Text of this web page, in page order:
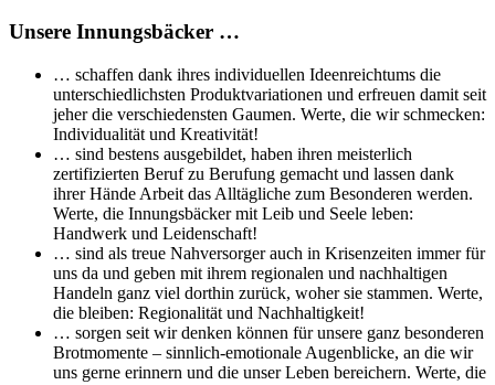
Unsere Innungsbäcker …
… schaffen dank ihres individuellen Ideenreichtums die
unterschiedlichsten Produktvariationen und erfreuen damit seit
jeher die verschiedensten Gaumen. Werte, die wir schmecken:
Individualität und Kreativität!
… sind bestens ausgebildet, haben ihren meisterlich
zertifizierten Beruf zu Berufung gemacht und lassen dank
ihrer Hände Arbeit das Alltägliche zum Besonderen werden.
Werte, die Innungsbäcker mit Leib und Seele leben:
Handwerk und Leidenschaft!
… sind als treue Nahversorger auch in Krisenzeiten immer für
uns da und geben mit ihrem regionalen und nachhaltigen
Handeln ganz viel dorthin zurück, woher sie stammen. Werte,
die bleiben: Regionalität und Nachhaltigkeit!
… sorgen seit wir denken können für unsere ganz besonderen
Brotmomente – sinnlich-emotionale Augenblicke, an die wir
uns gerne erinnern und die unser Leben bereichern. Werte, die